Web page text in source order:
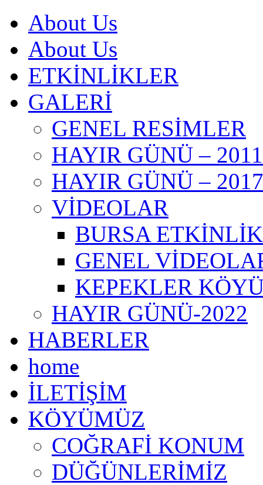
About Us
About Us
ETKİNLİKLER
GALERİ
GENEL RESİMLER
HAYIR GÜNÜ – 2011
HAYIR GÜNÜ – 2017
VİDEOLAR
BURSA
GENEL
KEPEKLER
HAYIR GÜNÜ-2022
HABERLER
home
İLETİŞİM
KÖYÜMÜZ
COĞRAFİ KONUM
DÜĞÜNLERİMİZ